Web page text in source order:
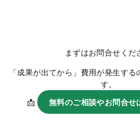
まずはお問合せくだ
「成果が出てから」費用が発生す
す。
📩
無料のご相談やお問合